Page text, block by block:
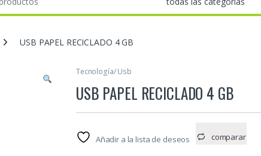
USB PAPEL RECICLADO 4 GB
Tecnología/ Usb
USB PAPEL RECICLADO 4 GB
Añadir a la lista de deseos comparar